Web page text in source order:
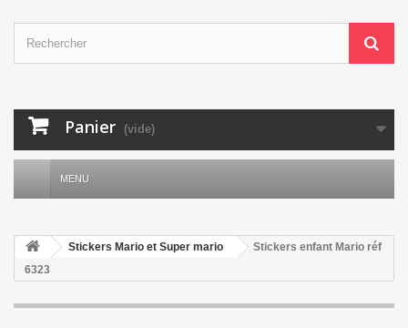
Panier (vide)
MENU
Stickers Mario et Super mario
Stickers enfant Mario réf
6323